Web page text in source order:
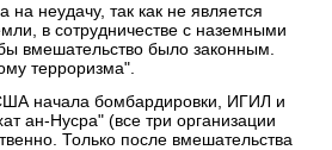
неудачу, так как не является
в сотрудничестве с наземными
вмешательство было законным.
терроризма".
начала бомбардировки, ИГИЛ и
ан-Нусра" (все три организации
Только после вмешательства